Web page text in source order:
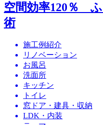
空間効率120％
術
施工例紹介
リノベーション
お風呂
洗面所
キッチン
トイレ
窓ドア・建具・収納
LDK・内装